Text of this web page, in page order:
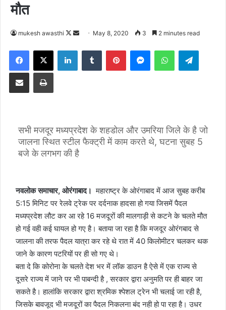
मौत
mukesh awasthi
Follow
Send
email
May 8, 2020 3 2 minutes read
Facebook
X LinkedInTumblr PinterestMessengerWhatsApp
Share via Email Print
सभी मजदूर मध्यप्रदेश के शहडोल और उमरिया जिले के है जो
जालना स्थित स्टील फैक्ट्री में काम करते थे, घटना सुबह 5
बजे के लगभग की है
नवलोक समाचार, ओरंगाबाद। महाराष्ट्र के ओरंगाबाद में आज सुबह करीब
5:15 मिनिट पर रेलवे ट्रेक पर दर्दनाक हादसा हो गया जिसमें पैदल
मध्यप्रदेश लौट कर आ रहे 16 मजदूरों की मालगाड़ी से कटने के चलते मौत
हो गई वही कई घायल हो गए है। बताया जा रहा है कि मजदूर ओरंगबाद से
जालना की तरफ पैदल यात्रा कर रहे थे रात में 40 किलोमीटर चलकर थक
जाने के कारण पटरियों पर ही सो गए थे।
बता दे कि कोरोना के चलते देश भर में लॉक डाउन है ऐसे में एक राज्य से
दूसरे राज्य में जाने पर भी पाबन्दी है , सरकार द्वारा अनुमति पर ही बाहर जा
सकते है। हालांकि सरकार द्वारा श्रमिक श्पेशल ट्रेन भी चलाई जा रही है,
जिसके बावजूद भी मजदूरों का पैदल निकलना बंद नही हो पा रहा है। उधर